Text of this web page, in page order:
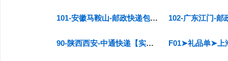
101-安徽马鞍山-邮政快递包裹【实货100%派送】支持实货入仓、派件员好评提高 支持无货源 视频
90-陕西西安-中通快递【实货100%派送】纯福利仓 推荐 支持无货源 视频号店铺关联码：wx70